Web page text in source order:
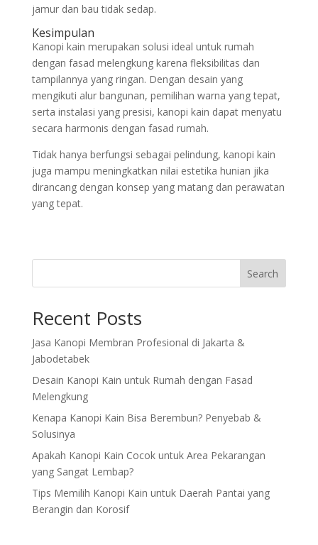
jamur dan bau tidak sedap.
Kesimpulan
Kanopi kain merupakan solusi ideal untuk rumah
dengan fasad melengkung karena fleksibilitas dan
tampilannya yang ringan. Dengan desain yang
mengikuti alur bangunan, pemilihan warna yang tepat,
serta instalasi yang presisi, kanopi kain dapat menyatu
secara harmonis dengan fasad rumah.
Tidak hanya berfungsi sebagai pelindung, kanopi kain
juga mampu meningkatkan nilai estetika hunian jika
dirancang dengan konsep yang matang dan perawatan
yang tepat.
Search
Recent Posts
Jasa Kanopi Membran Profesional di Jakarta &
Jabodetabek
Desain Kanopi Kain untuk Rumah dengan Fasad
Melengkung
Kenapa Kanopi Kain Bisa Berembun? Penyebab &
Solusinya
Apakah Kanopi Kain Cocok untuk Area Pekarangan
yang Sangat Lembap?
Tips Memilih Kanopi Kain untuk Daerah Pantai yang
Berangin dan Korosif